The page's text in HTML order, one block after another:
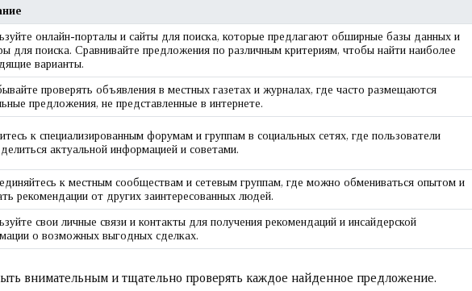
онлайн-порталы и сайты для поиска, которые предлагают обширные базы данных и
для поиска. Сравнивайте предложения по различным критериям, чтобы найти наиболее
варианты.
проверять объявления в местных газетах и журналах, где часто размещаются
предложения, не представленные в интернете.
к специализированным форумам и группам в социальных сетях, где пользователи
актуальной информацией и советами.
к местным сообществам и сетевым группам, где можно обмениваться опытом и
рекомендации от других заинтересованных людей.
свои личные связи и контакты для получения рекомендаций и инсайдерской
о возможных выгодных сделках.
внимательным и тщательно проверять каждое найденное предложение.